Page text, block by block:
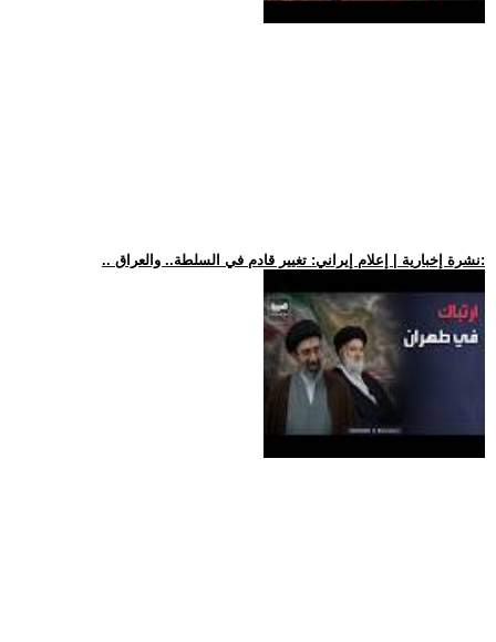
.. نشرة إخبارية | إعلام إيراني: تغيير قادم في السلطة.. والعراق: